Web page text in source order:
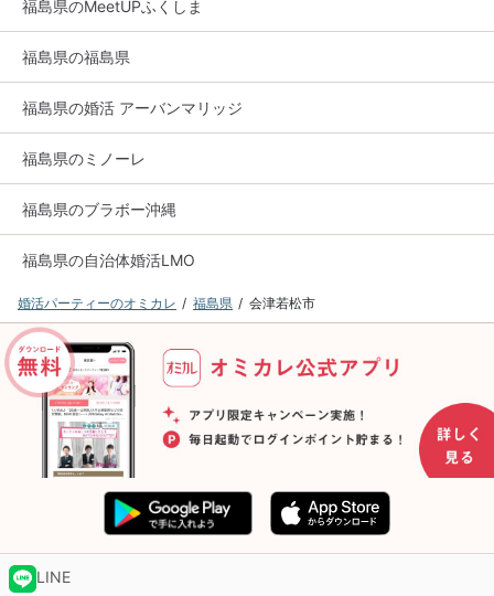
福島県のMeetUPふくしま
福島県の福島県
福島県の婚活 アーバンマリッジ
福島県のミノーレ
福島県のブラボー沖縄
福島県の自治体婚活LMO
婚活パーティーのオミカレ 福島県 会津若松市
LINE